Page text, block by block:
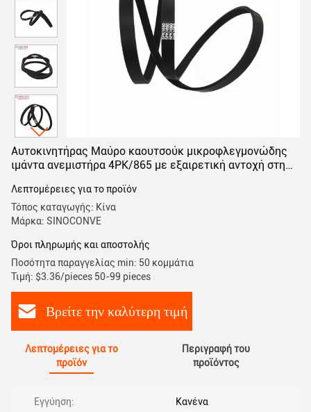
Αυτοκινητήρας Μαύρο καουτσούκ μικροφλεγμονώδης
ιμάντα ανεμιστήρα 4PK/865 με εξαιρετική αντοχή στη
Λεπτομέρειες για το προϊόν
Τόπος καταγωγής: Κίνα
Μάρκα: SINOCONVE
Όροι πληρωμής και αποστολής
Ποσότητα παραγγελίας min: 50 κομμάτια
Τιμή: $3.36/pieces 50-99 pieces
Βρείτε την καλύτερη τιμή
Λεπτομέρειες για το
προϊόν
Περιγραφή του
προϊόντος
Εγγύηση: Κανένα